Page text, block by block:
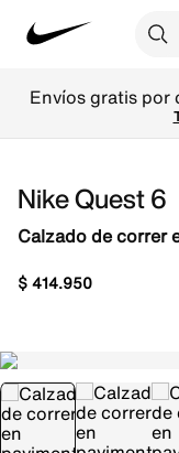
Envíos gratis por
Nike Quest 6
Calzado de correr
$414.950